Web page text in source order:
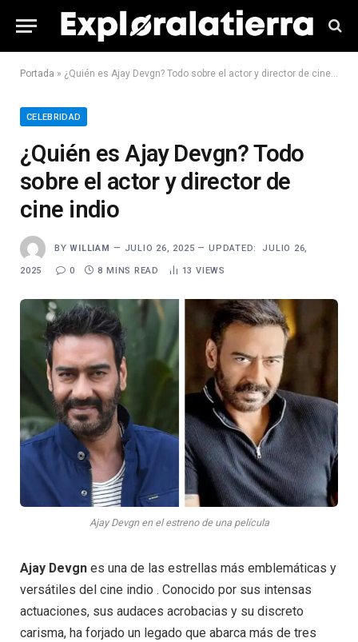
Portada » ¿Quién es Ajay Devgn? Todo sobre el actor y director de cine indio
CELEBRIDAD
¿Quién es Ajay Devgn? Todo
sobre el actor y director de
cine indio
BY WILLIAM JULIO 26, 2025 UPDATED: JULIO 26,
2025 0 8 MINS READ 13VIEWS
Ajay Devgn en el estreno de una película
Ajay Devgn es una de las estrellas más emblemáticas y
versátiles del cine indio . Conocido por sus intensas
actuaciones, sus audaces acrobacias y su discreto
carisma, ha forjado un legado que abarca más de tres